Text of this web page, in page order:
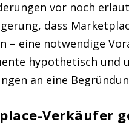
vor noch
dass
– eine notwendige
hypothetisch und
an eine
Verkäufer